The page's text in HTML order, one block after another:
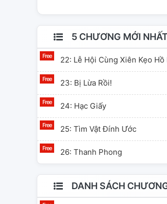
5 CHƯƠNG MỚI
22: Lễ Hội Cùng Xiên Kẹo Hồ
23: Bị Lừa Rồi!
24: Hạc Giấy
25: Tìm Vật Đính Ước
26: Thanh Phong
DANH SÁCH